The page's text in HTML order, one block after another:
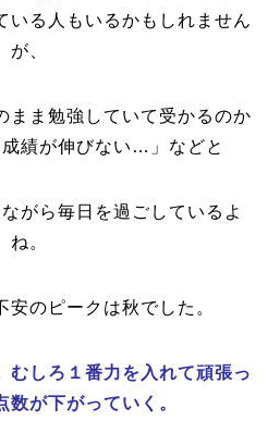
いる人もいるかもしれません
が、
まま勉強していて受かるのか
績が伸びない…」などと
がら毎日を過ごしているよ
ね。
安のピークは秋でした。
むしろ１番力を入れて頑張っ
数が下がっていく。